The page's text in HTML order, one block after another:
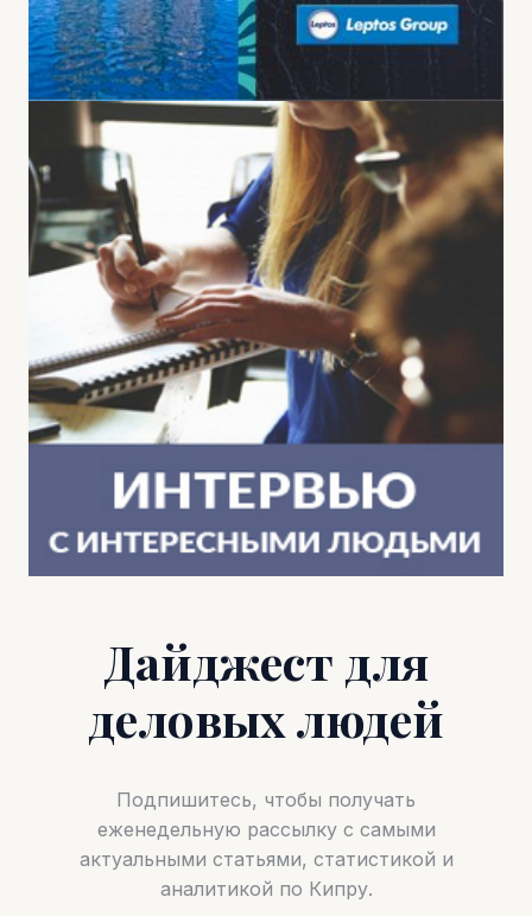
Дайджест для
деловых людей
Подпишитесь, чтобы получать
еженедельную рассылку с самыми
актуальными статьями, статистикой и
аналитикой по Кипру.